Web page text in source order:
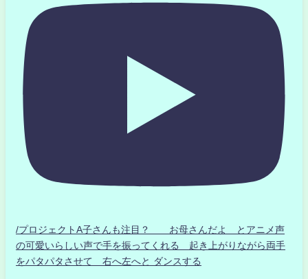
/プロジェクトA子さんも注目？ お母さんだよ とアニメ声
の可愛いらしい声で手を振ってくれる 起き上がりながら両手
をパタパタさせて 右へ左へと ダンスする